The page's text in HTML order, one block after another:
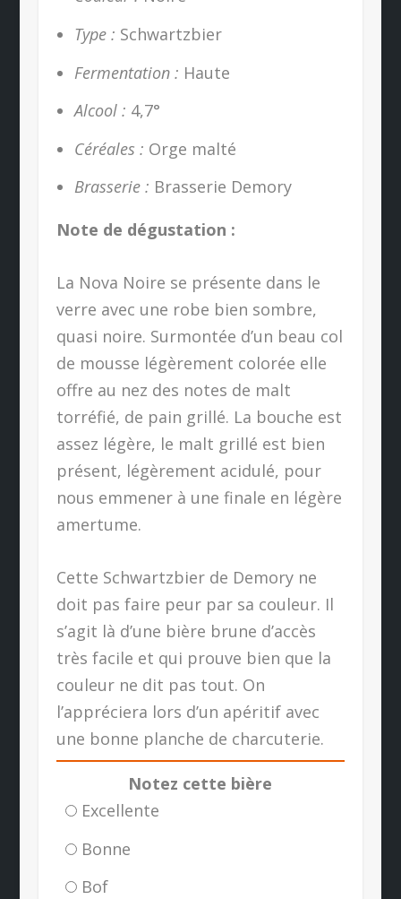
Type : Schwartzbier
Fermentation : Haute
Alcool : 4,7°
Céréales : Orge malté
Brasserie : Brasserie Demory
Note de dégustation :
La Nova Noire se présente dans le
verre avec une robe bien sombre,
quasi noire. Surmontée d’un beau col
de mousse légèrement colorée elle
offre au nez des notes de malt
torréfié, de pain grillé. La bouche est
assez légère, le malt grillé est bien
présent, légèrement acidulé, pour
nous emmener à une finale en légère
amertume.
Cette Schwartzbier de Demory ne
doit pas faire peur par sa couleur. Il
s’agit là d’une bière brune d’accès
très facile et qui prouve bien que la
couleur ne dit pas tout. On
l’appréciera lors d’un apéritif avec
une bonne planche de charcuterie.
Notez cette bière
Excellente
Bonne
Bof